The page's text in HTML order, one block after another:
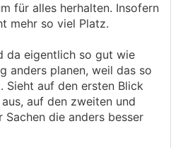
für alles herhalten. Insofern
mehr so viel Platz.
da eigentlich so gut wie
anders planen, weil das so
Sieht auf den ersten Blick
auf den zweiten und
die anders besser